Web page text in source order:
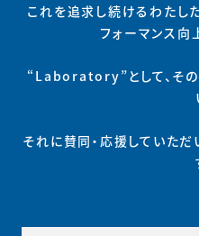
これを追求し続けるわたし
フォーマンス
“Laboratory”として、そ
それに賛同・応援していた